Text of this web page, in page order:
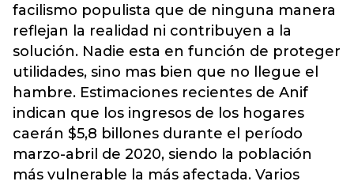
facilismo populista que de ninguna manera
reflejan la realidad ni contribuyen a la
solución. Nadie esta en función de proteger
utilidades, sino mas bien que no llegue el
hambre. Estimaciones recientes de Anif
indican que los ingresos de los hogares
caerán $5,8 billones durante el período
marzo-abril de 2020, siendo la población
más vulnerable la más afectada. Varios